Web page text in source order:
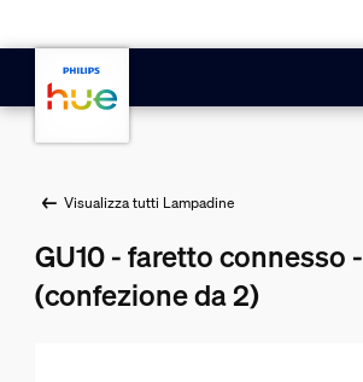
Visualizza tutti Lampadine
GU10 - faretto connesso -
(confezione da 2)